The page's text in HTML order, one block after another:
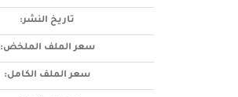
تاريخ النشر:
سعر الملف الملخض:
سعر الملف الكامل: